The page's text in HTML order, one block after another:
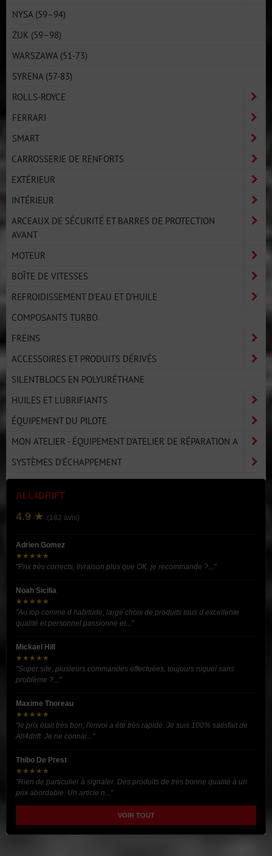
NYSA (59–94)
ŻUK (59–98)
WARSZAWA (51-73)
SYRENA (57-83)
ROLLS-ROYCE
FERRARI
SMART
CARROSSERIE DE RENFORTS
EXTÉRIEUR
INTÉRIEUR
ARCEAUX DE SÉCURITÉ ET BARRES DE PROTECTION
AVANT
MOTEUR
BOÎTE DE VITESSES
REFROIDISSEMENT D'EAU ET D'HUILE
COMPOSANTS TURBO
FREINS
ACCESSOIRES ET PRODUITS DÉRIVÉS
SILENTBLOCS EN POLYURÉTHANE
HUILES ET LUBRIFIANTS
ÉQUIPEMENT DU PILOTE
MON ATELIER - ÉQUIPEMENT D'ATELIER DE RÉPARATION A
SYSTÈMES D'ÉCHAPPEMENT
ALL4DRIFT
4.9 ★ (182 avis)
Adrien Gomez
★★★★★
"Prix très corrects, livraison plus que OK, je recommande ?..."
Noah Sicilia
★★★★★
"Au top comme d habitude, large choix de produits tous d excellente
qualité et personnel passionné et..."
Mickael Hill
★★★★★
"Super site, plusieurs commandes effectuées, toujours niquel sans
problème ?..."
Maxime Thoreau
★★★★★
"le prix était très bon, l'envoi a été très rapide. Je suis 100% satisfait de
All4drift. Je ne connai..."
Thibo De Prest
★★★★★
"Rien de particulier à signaler. Des produits de très bonne qualité à un
prix abordable. Un article n..."
VOIR TOUT